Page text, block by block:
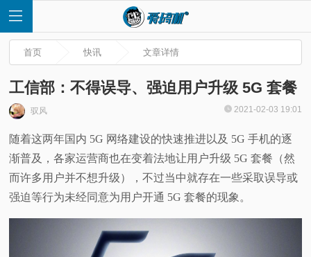
页
快
首页 快讯 文章详情
工信部：不得误导、强迫用户升级 5G 套餐
驭风 2021-02-03 19:01
随着这两年国内 5G 网络建设的快速推进以及 5G 手机的逐
渐普及，各家运营商也在变着法地让用户升级 5G 套餐（然
而许多用户并不想升级），不过当中就存在一些采取误导或
强迫等行为未经同意为用户开通 5G 套餐的现象。